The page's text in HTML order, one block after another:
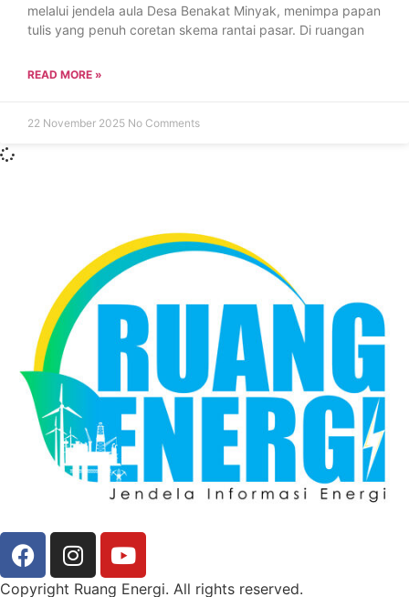
melalui jendela aula Desa Benakat Minyak, menimpa papan
tulis yang penuh coretan skema rantai pasar. Di ruangan
READ MORE »
22 November 2025 No Comments
Copyright Ruang Energi. All rights reserved.